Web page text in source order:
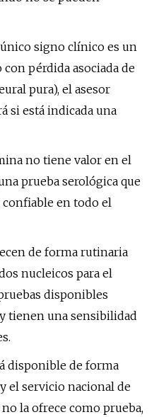
signo clínico es un
pérdida asociada de
pura), el asesor
si está indicada una
no tiene valor en el
prueba serológica que
en todo el
de forma rutinaria
nucleicos para el
disponibles
tienen una sensibilidad
disponible de forma
el servicio nacional de
la ofrece como prueba,